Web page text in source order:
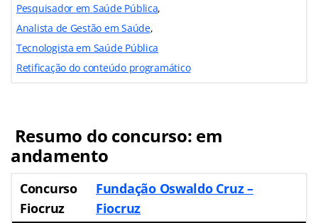
Pesquisador em Saúde Pública,
Analista de Gestão em Saúde,
Tecnologista em Saúde Pública
Retificação do conteúdo programático
Resumo do concurso: em
andamento
Concurso
Fiocruz
Fundação Oswaldo Cruz –
Fiocruz